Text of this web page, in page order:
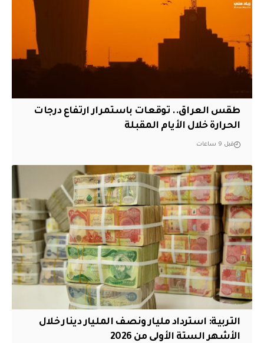
طقس العراق.. توقعات باستمرار ارتفاع درجات
الحرارة خلال الأيام المقبلة
قبل 9 ساعات
التربية: استرداد مليار ونصف المليار دينار خلال
الأشهر الستة الأولى من 2026